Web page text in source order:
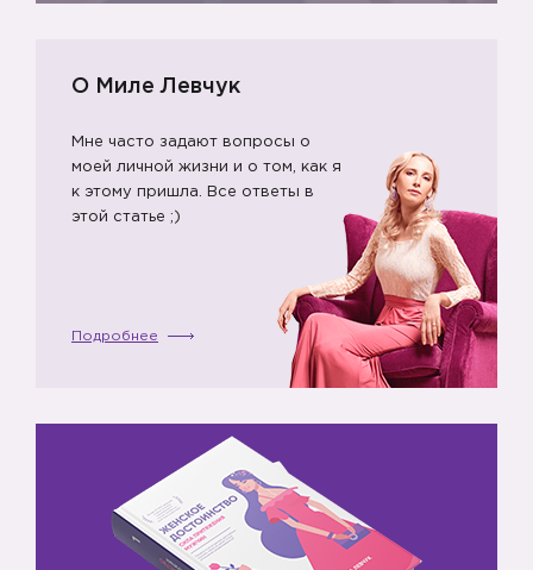
О Миле Левчук
Мне часто задают вопросы о
моей личной жизни и о том, как я
к этому пришла. Все ответы в
этой статье ;)
Подробнее